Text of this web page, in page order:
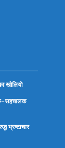
खोलियो
भ्रष्टाचार